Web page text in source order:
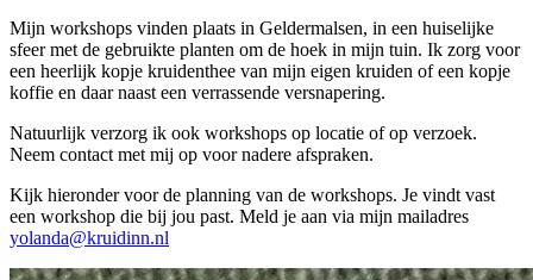
Mijn workshops vinden plaats in Geldermalsen, in een huiselijke
sfeer met de gebruikte planten om de hoek in mijn tuin. Ik zorg voor
een heerlijk kopje kruidenthee van mijn eigen kruiden of een kopje
koffie en daar naast een verrassende versnapering.
Natuurlijk verzorg ik ook workshops op locatie of op verzoek.
Neem contact met mij op voor nadere afspraken.
Kijk hieronder voor de planning van de workshops. Je vindt vast
een workshop die bij jou past. Meld je aan via mijn mailadres
yolanda@kruidinn.nl